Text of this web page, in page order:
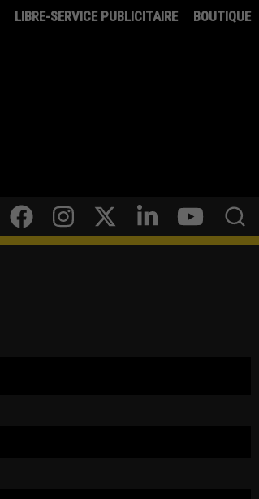
LIBRE-SERVICE PUBLICITAIRE BOUTIQUE